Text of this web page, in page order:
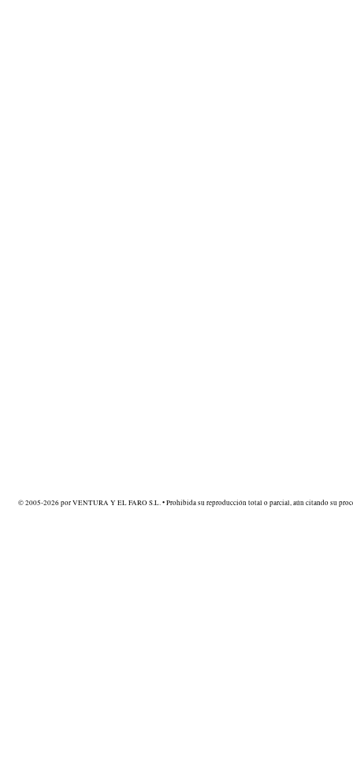
© 2005-2026 por VENTURA Y EL FARO S.L. • Prohibida su reproducción total o parcial, aún citando su